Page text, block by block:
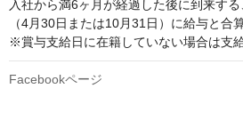
入社から満6ヶ月が経過した後に到来す
（4月30日または10月31日）に給与と合
※賞与支給日に在籍していない場合は支
Facebookページ